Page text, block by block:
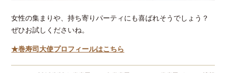
女性の集まりや、持ち寄りパーティにも喜ばれそうでしょう？
ぜひお試しくださいね。
★巻寿司大使プロフィールはこちら